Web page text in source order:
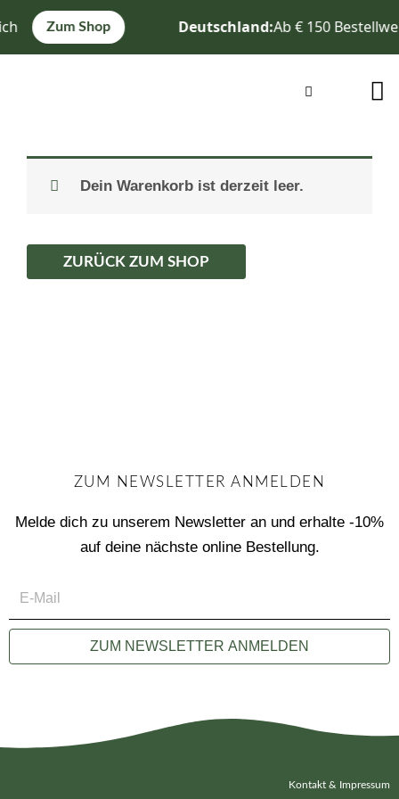
Inhalt
Zum Shop Deutschland:Ab € 150
Warenkorb
Dein Warenkorb ist derzeit leer.
ZURÜCK ZUM SHOP
ZUM NEWSLETTER ANMELDEN
Melde dich zu unserem Newsletter an und erhalte -10%
auf deine nächste online Bestellung.
E-
ZUM NEWSLETTER ANMELDEN
Kontakt & Impressum